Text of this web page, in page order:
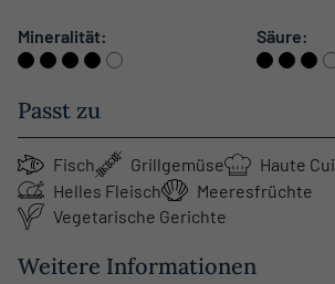
Mineralität: Säure:
Passt zu
Fisch Grillgemüse
Haute
Helles Fleisch
Meeresfrüchte
Vegetarische Gerichte
Weitere Informationen